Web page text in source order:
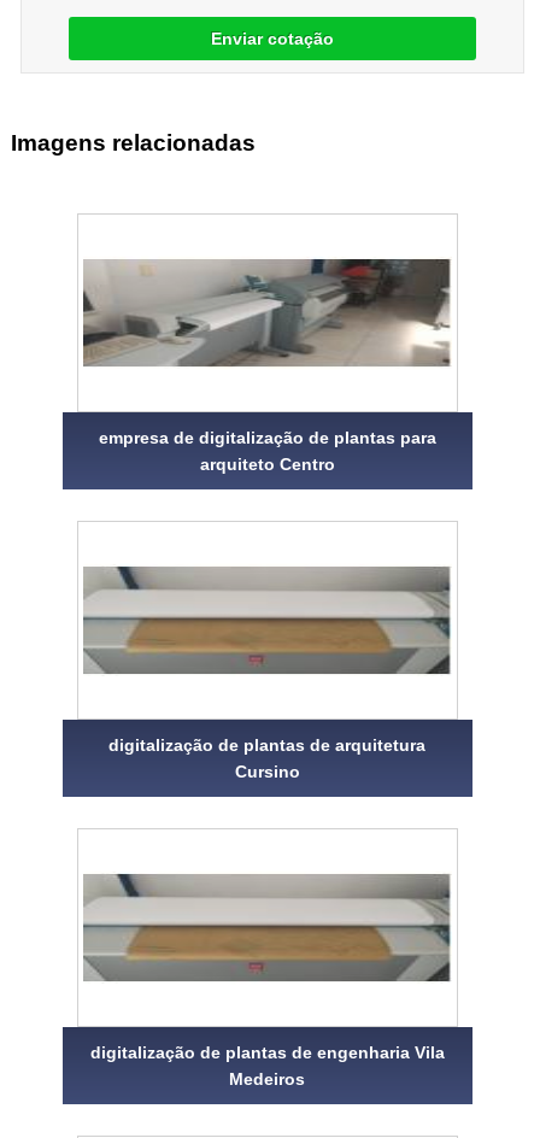
Enviar cotação
Imagens relacionadas
empresa de digitalização de plantas para
arquiteto Centro
digitalização de plantas de arquitetura
Cursino
digitalização de plantas de engenharia Vila
Medeiros